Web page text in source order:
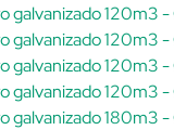
galvanizado
galvanizado
galvanizado
galvanizado 120m3
galvanizado